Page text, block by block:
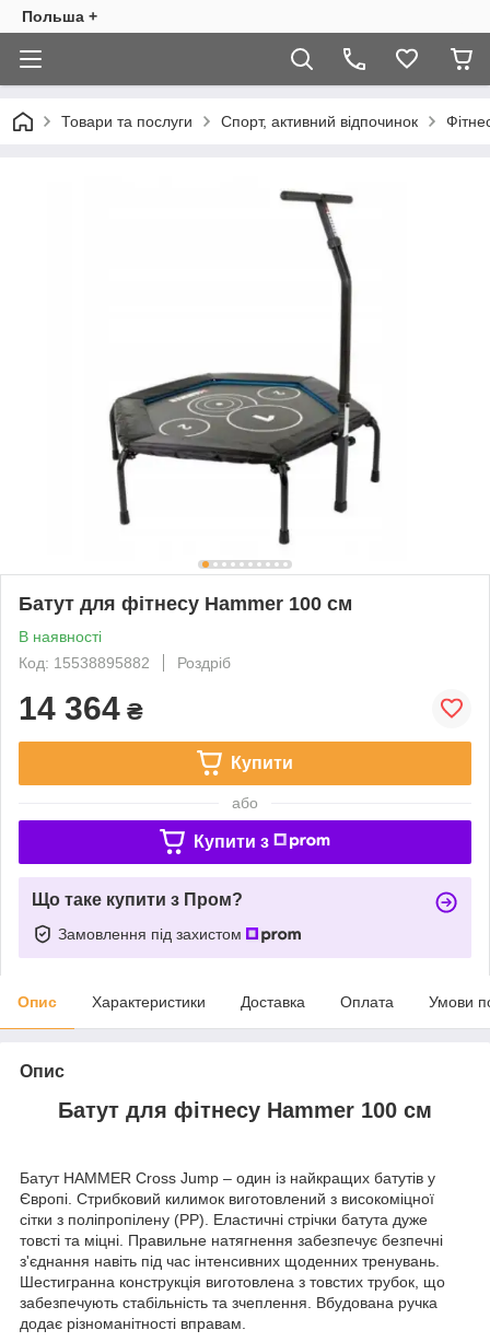
Польша +
Товари та послуги Спорт, активний відпочинок
Батут для фітнесу Hammer 100 см
В наявності
Код: 15538895882
Роздріб
14 364 ₴
Купити
або
Купити з
Що таке купити з Пром?
Замовлення під захистом
Опис Характеристики Доставка Оплата Умови
Опис
Батут для фітнесу Hammer 100 см
Батут HAMMER Cross Jump – один із найкращих батутів у
Європі. Стрибковий килимок виготовлений з високоміцної
сітки з поліпропілену (PP). Еластичні стрічки батута дуже
товсті та міцні. Правильне натягнення забезпечує безпечні
з'єднання навіть під час інтенсивних щоденних тренувань.
Шестигранна конструкція виготовлена ​​з товстих трубок, що
забезпечують стабільність та зчеплення. Вбудована ручка
додає різноманітності вправам.